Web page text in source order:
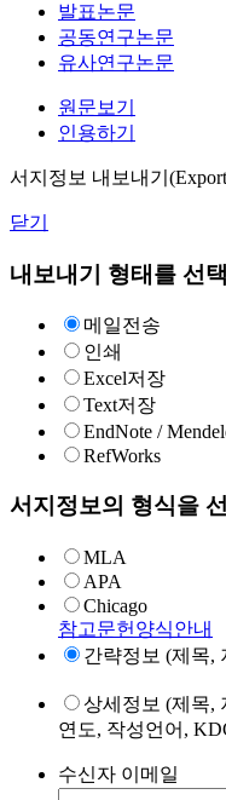
발표논문
공동연구논문
유사연구논문
원문보기
인용하기
서지정보 내보내기
닫기
내보내기 형태를 선
메일전송
인쇄
Excel저장
Text저장
EndNote /
RefWorks
서지정보의 형식을
MLA
APA
Chicago
참고문헌양식안내
간략정보 (제목,
상세정보 (제목,
연도, 작성언어,
수신자 이메일